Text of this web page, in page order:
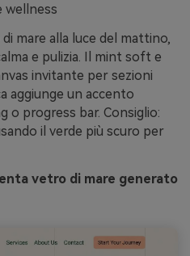
wellness
mare alla luce del mattino,
e pulizia. Il mint soft e
invitante per sezioni
aggiunge un accento
o progress bar. Consiglio:
il verde più scuro per
vetro di mare generato